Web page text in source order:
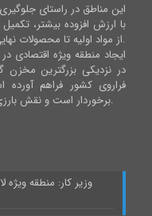
این مناطق در راستای
با ارزش افزوده بیشتر،
از مواد اولیه تا محصولات نهایی و افزایش صادرات غیرنفتی ایجاد شده اند.
ایجاد منطقه ویژه اقتصادی
در نزدیکی بزرگترین
فراروی کشور فراهم
برخوردار است و نقش بارزی در صنعتی شدن استان فارس ایفا می کند.
وزیر کار: منطقه ویژه